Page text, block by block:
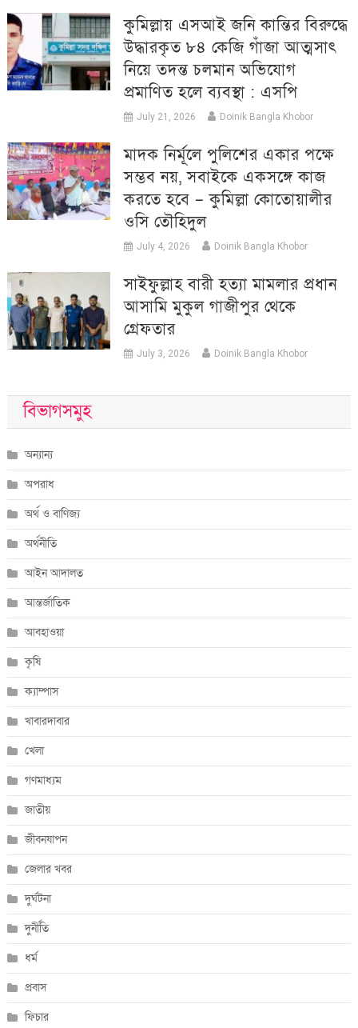
কুমিল্লায় এসআই জনি কান্তির বিরুদ্ধে
উদ্ধারকৃত ৮৪ কেজি গাঁজা আত্মসাৎ
নিয়ে তদন্ত চলমান অভিযোগ
প্রমাণিত হলে ব্যবস্থা : এসপি
July 21, 2026 Doinik Bangla Khobor
মাদক নির্মূলে পুলিশের একার পক্ষে
সম্ভব নয়, সবাইকে একসঙ্গে কাজ
করতে হবে – কুমিল্লা কোতোয়ালীর
ওসি তৌহিদুল
July 4, 2026 Doinik Bangla Khobor
সাইফুল্লাহ বারী হত্যা মামলার প্রধান
আসামি মুকুল গাজীপুর থেকে
গ্রেফতার
July 3, 2026 Doinik Bangla Khobor
বিভাগসমুহ
অন্যান্য
অপরাধ
অর্থ ও বাণিজ্য
অর্থনীতি
আইন আদালত
আন্তর্জাতিক
আবহাওয়া
কৃষি
ক্যাম্পাস
খাবারদাবার
খেলা
গণমাধ্যম
জাতীয়
জীবনযাপন
জেলার খবর
দুর্ঘটনা
দুর্নীতি
ধর্ম
প্রবাস
ফিচার